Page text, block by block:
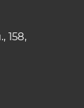
158,